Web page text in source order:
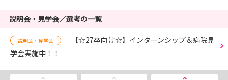
説明会・見学会／選考の一覧
説明会・見学会
【☆27卒向け☆】インターンシップ＆病院見
学会実施中！！